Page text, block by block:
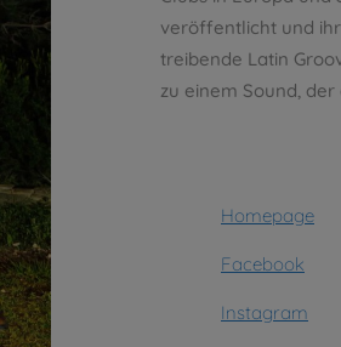
veröffentlicht und
treibende Latin
zu einem Sound,
Homepage
Facebook
Instagram